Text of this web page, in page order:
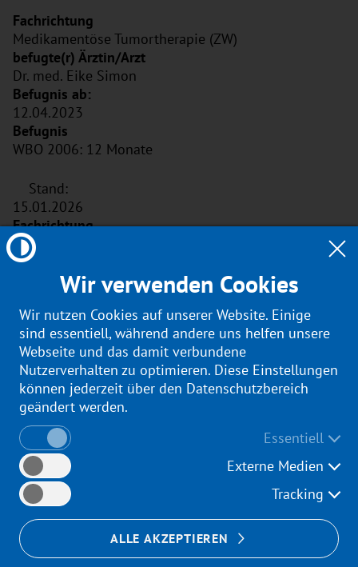
Medikamentöse Tumortherapie (ZW)
Dr. med. Eike Simon
12.04.2023
WBO 2006: 12 Monate
Stand:
15.01.2026
Innere Medizin (Basis)
Dr. med. Egbert-Heinrich Eggers
28.01.2009
WBO 2006: 36 Monate
Innere Medizin (FA)
Anke Csipai
23.07.2025
WBO 2006: 24 Monate
Wir verwenden Cookies
Wir nutzen Cookies auf unserer Website. Einige
sind essentiell, während andere uns helfen unsere
Webseite und das damit verbundene
Nutzerverhalten zu optimieren. Diese Einstellungen
können jederzeit über den Datenschutzbereich
geändert werden.
Essentiell
Externe Medien
Tracking
ALLE AKZEPTIEREN